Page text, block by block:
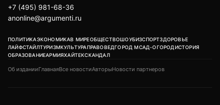
+7 (495) 981-68-36
anonline@argumenti.ru
ПОЛИТИКАЭКОНОМИКАВ МИРЕОБЩЕСТВОШОУБИЗСПОРТЗДОРОВЬЕ
ЛАЙФСТАЙЛТУРИЗМКУЛЬТУРАПРАВОВЕДГОРОД МСАД-ОГОРОДИСТОРИЯ
ОБРАЗОВАНИЕАРМИЯХАЙТЕКСКАНДАЛ
Об изданииГлавнаяВсе новостиАвторыНовости партнеров